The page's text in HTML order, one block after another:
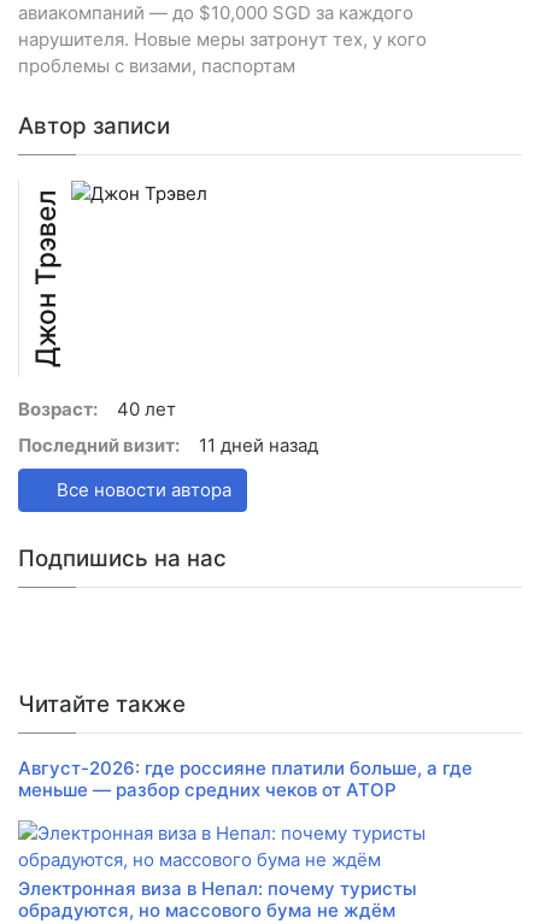
авиакомпаний — до $10,000 SGD за каждого
нарушителя. Новые меры затронут тех, у кого
проблемы с визами, паспортам
Автор записи
Джон Трэвел
Возраст:
40 лет
Последний визит:
11 дней назад
Все новости автора
Подпишись на нас
Читайте также
Август-2026: где россияне платили больше, а где
меньше — разбор средних чеков от АТОР
Электронная виза в Непал: почему туристы
обрадуются, но массового бума не ждём